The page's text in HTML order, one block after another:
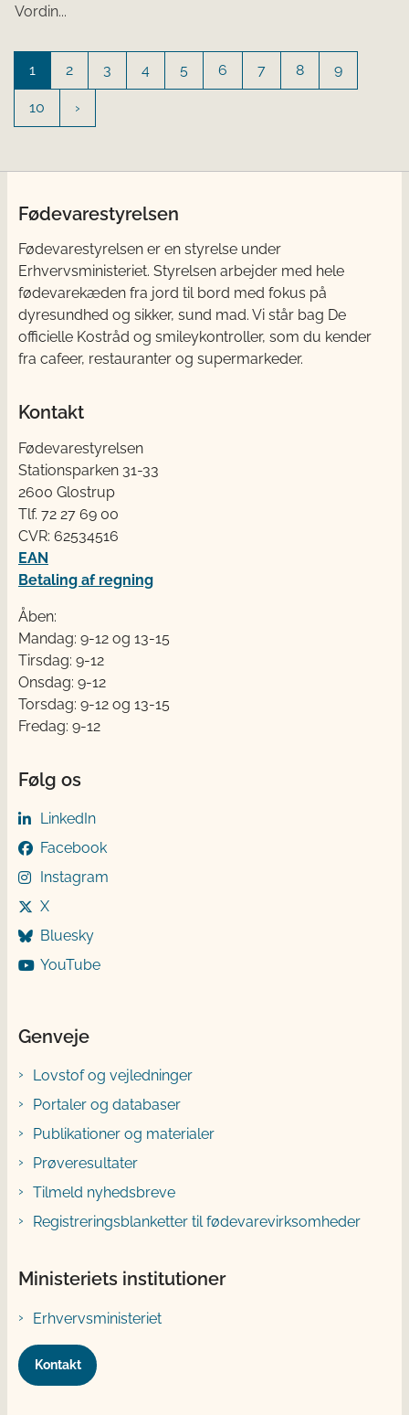
Vordin...
1 2 3 4 5 6 7 8 9
10
Fødevarestyrelsen
Fødevarestyrelsen er en styrelse under
Erhvervsministeriet. Styrelsen arbejder med hele
fødevarekæden fra jord til bord med fokus på
dyresundhed og sikker, sund mad. Vi står bag De
officielle Kostråd og smileykontroller, som du kender
fra cafeer, restauranter og supermarkeder.
Kontakt
Fødevarestyrelsen
Stationsparken 31-33
2600 Glostrup
Tlf. 72 2​​​7 69 00
CVR: 62534516
EAN
Betaling af regning
Åben:
Mandag: 9-12 og 13-15
Tirsdag: 9-12
Onsdag: 9-12
Torsdag: 9-12 og 13-15
Fredag: 9-12
Følg os
LinkedIn
Facebook
Instagram
X
Bluesky
YouTube
Genveje
Lovstof og vejledninger
Portaler og databaser
Publikationer og materialer
Prøveresultater
Tilmeld nyhedsbreve
Registreringsblanketter til fødevarevirksomheder
Ministeriets institutioner
Erhvervsministeriet
Kontakt